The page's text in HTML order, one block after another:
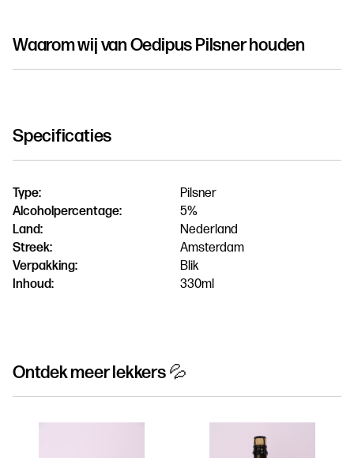
Waarom wij vanOedipus Pilsnerhouden
Specificaties
Type:
Pilsner
Alcoholpercentage:
5%
Land:
Nederland
Streek:
Amsterdam
Verpakking:
Blik
Inhoud:
330ml
Ontdek meer lekkers 💦